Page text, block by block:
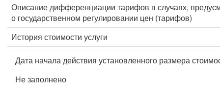
Описание дифференциации тарифов в случаях,
о государственном регулировании цен (тарифов)
История стоимости услуги
Дата начала действия установленного размера
Не заполнено